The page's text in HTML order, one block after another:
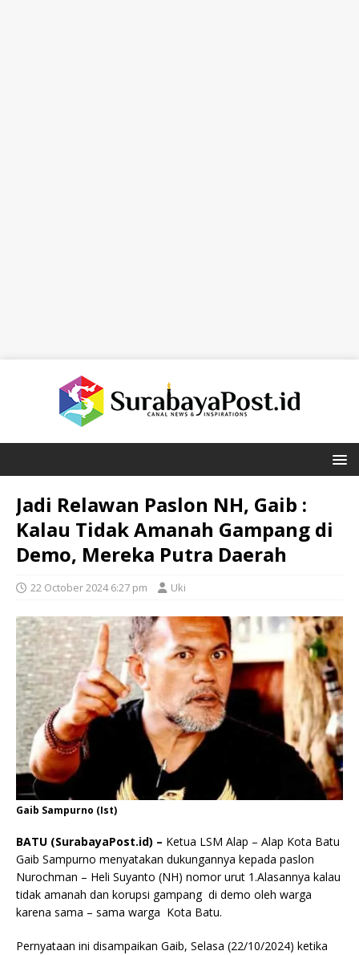
Jadi Relawan Paslon NH, Gaib :
Kalau Tidak Amanah Gampang di
Demo, Mereka Putra Daerah
22 October 2024 6:27 pm Uki
Gaib Sampurno (Ist)
BATU (SurabayaPost.id) – Ketua LSM Alap – Alap Kota Batu
Gaib Sampurno menyatakan dukungannya kepada paslon
Nurochman – Heli Suyanto (NH) nomor urut 1.Alasannya kalau
tidak amanah dan korupsi gampang di demo oleh warga
karena sama – sama warga Kota Batu.
Pernyataan ini disampaikan Gaib, Selasa (22/10/2024) ketika